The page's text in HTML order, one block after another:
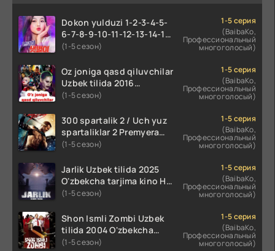
Dokon yulduzi 1-2-3-4-5-
6-7-8-9-10-11-12-13-14-15-
16-17 Qism Uzbek tilida
qismlari o'zbek tilida
(1-5 сезон)
1-5 серия
(BaibaKo,
Профессиональный
многоголосый)
Oz joniga qasd qiluvchilar
Uzbek tilida 2016
O'zbekcha tarjima kino
(1-5 сезон)
1-5 серия
(BaibaKo,
Профессиональный
многоголосый)
300 spartalik 2 / Uch yuz
spartaliklar 2 Premyera
Uzbek tilida 2013
skachat
(1-5 сезон)
1-5 серия
(BaibaKo,
Профессиональный
многоголосый)
Jarlik Uzbek tilida 2025
O'zbekcha tarjima kino HD
skachat
(1-5 сезон)
1-5 серия
(BaibaKo,
Профессиональный
многоголосый)
Shon Ismli Zombi Uzbek
tilida 2004 O'zbekcha
tarjima kino HD skachat
(1-5 сезон)
1-5 серия
(BaibaKo,
Профессиональный
многоголосый)